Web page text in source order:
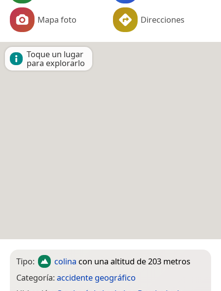
Mapa foto Direcciones
Toque un lugar
para explorarlo
Tipo: colina con una altitud de 203 metros
Categoría:accidente geográfico